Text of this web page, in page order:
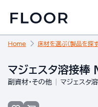
Home 床材を選ぶ（製品を探す
マジェスタ溶接
副資材・その他 マジェスタ